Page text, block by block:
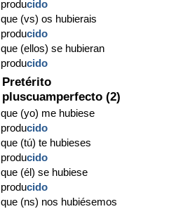
producido
que (vs) os hubierais
producido
que (ellos) se hubieran
producido
Pretérito
pluscuamperfecto (2)
que (yo) me hubiese
producido
que (tú) te hubieses
producido
que (él) se hubiese
producido
que (ns) nos hubiésemos